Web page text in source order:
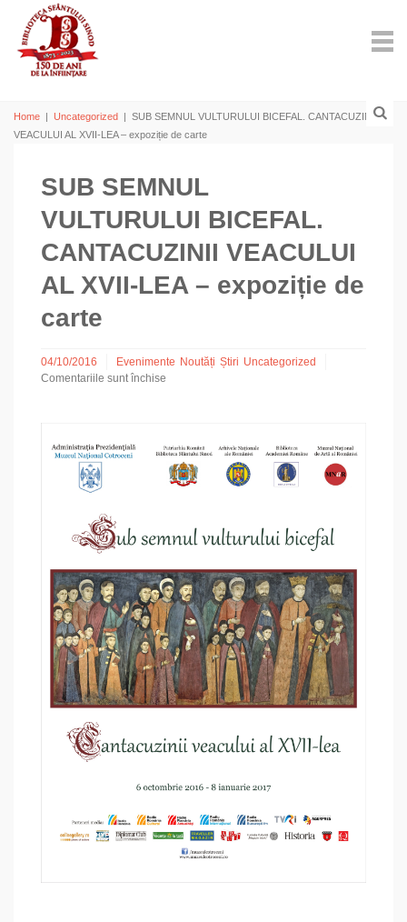
Home | Uncategorized | SUB SEMNUL VULTURULUI BICEFAL. CANTACUZINII
VEACULUI AL XVII-LEA – expoziție de carte
SUB SEMNUL
VULTURULUI BICEFAL.
CANTACUZINII VEACULUI
AL XVII-LEA – expoziție de
carte
04/10/2016 Evenimente Noutăți Știri Uncategorized
Comentariile sunt închise
SEMNUL
VULTURULUI
BICEFAL.
CANTACUZINII
VEACULUI
expoziție
carte